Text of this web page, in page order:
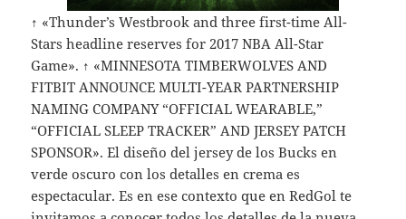
↑ «Thunder’s Westbrook and three first-time All-
Stars headline reserves for 2017 NBA All-Star
Game». ↑ «MINNESOTA TIMBERWOLVES AND
FITBIT ANNOUNCE MULTI-YEAR PARTNERSHIP
NAMING COMPANY “OFFICIAL WEARABLE,”
“OFFICIAL SLEEP TRACKER” AND JERSEY PATCH
SPONSOR». El diseño del jersey de los Bucks en
verde oscuro con los detalles en crema es
espectacular. Es en ese contexto que en RedGol te